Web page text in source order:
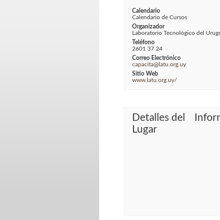
Calendario
Calendario de Cursos
Organizador
Laboratorio Tecnológico del
Teléfono
2601 37 24
Correo Electrónico
capacita@latu.org.uy
Sitio Web
www.latu.org.uy/
Detalles del
Lugar